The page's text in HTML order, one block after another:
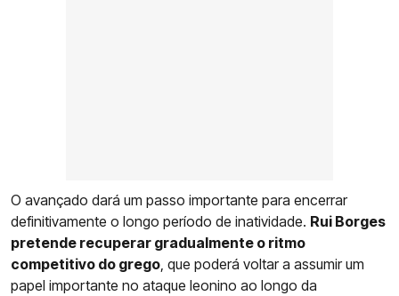
O avançado dará um passo importante para encerrar
definitivamente o longo período de inatividade. Rui Borges
pretende recuperar gradualmente o ritmo
competitivo do grego , que poderá voltar a assumir um
papel importante no ataque leonino ao longo da